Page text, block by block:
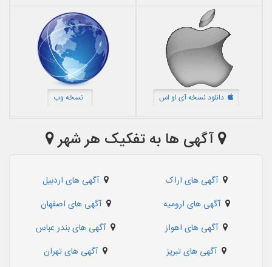
دانلود نسخه آی او اس نسخه وب
آگهی ها به تفکیک هر شهر
آگهی های اراک
آگهی های اردبیل
آگهی های ارومیه
آگهی های اصفهان
آگهی های اهواز
آگهی های بندر عباس
آگهی های تبریز
آگهی های تهران